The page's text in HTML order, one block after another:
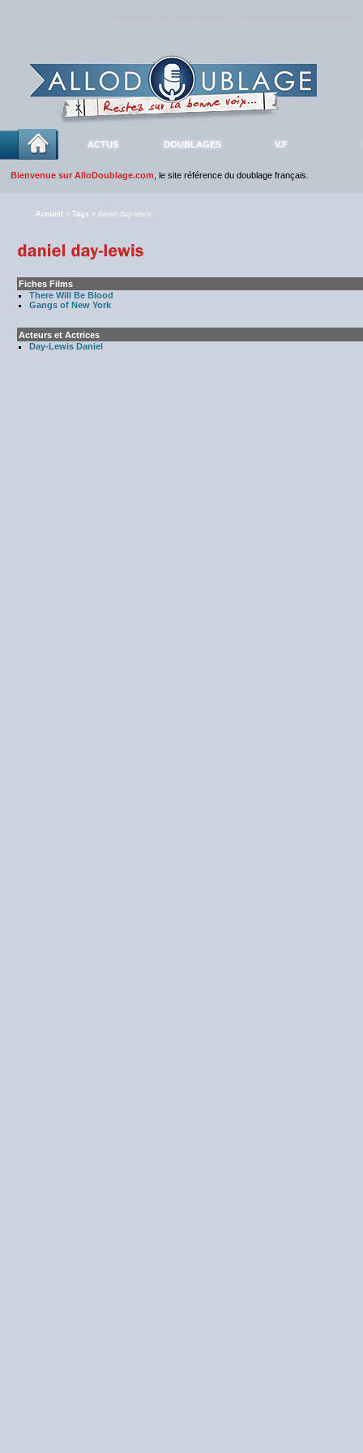
ACTUS DOUBLAGES V.F
Bienvenue sur AlloDoublage.com , le site référence du doublage français.
Accueil > Tags > daniel day-lewis
Fiches Films
There Will Be Blood
Gangs of New York
Acteurs et Actrices
Day-Lewis Daniel